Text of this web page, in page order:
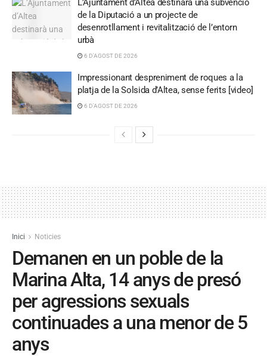
L’Ajuntament d’Altea destinarà una subvenció
de la Diputació a un projecte de
desenrotllament i revitalització de l’entorn
urbà
6 D'AGOST DE 2026
Impressionant despreniment de roques a la
platja de la Solsida d’Altea, sense ferits [video]
6 D'AGOST DE 2026
Inici Noticies
Demanen en un poble de la
Marina Alta, 14 anys de presó
per agressions sexuals
continuades a una menor de 5
anys